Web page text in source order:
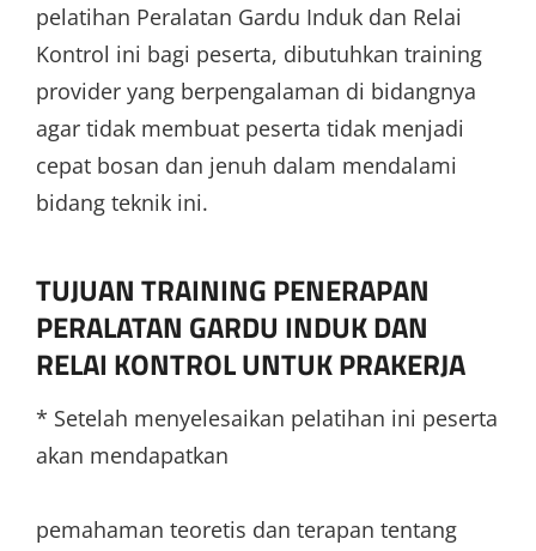
pelatihan Peralatan Gardu Induk dan Relai
Kontrol ini bagi peserta, dibutuhkan training
provider yang berpengalaman di bidangnya
agar tidak membuat peserta tidak menjadi
cepat bosan dan jenuh dalam mendalami
bidang teknik ini.
TUJUAN TRAINING PENERAPAN
PERALATAN GARDU INDUK DAN
RELAI KONTROL UNTUK PRAKERJA
* Setelah menyelesaikan pelatihan ini peserta
akan mendapatkan
pemahaman teoretis dan terapan tentang